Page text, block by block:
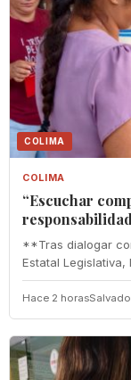
COLIMA
COLIMA
“Escuchar
**Tras dialogar
Estatal Legislativa,
Hace 2 horas